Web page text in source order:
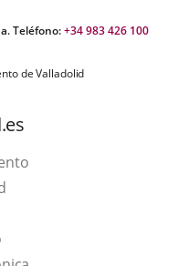
Teléfono:+34 983 426 100
de Valladolid
This